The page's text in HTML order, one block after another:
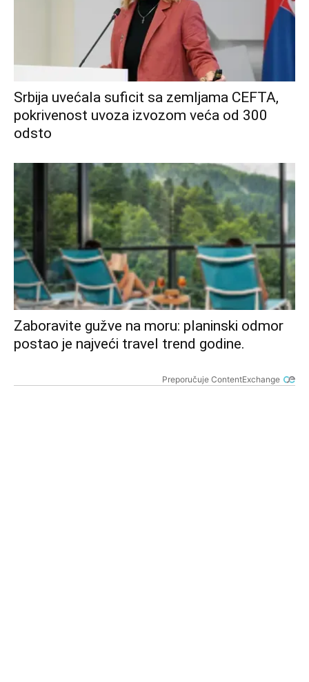
Srbija uvećala suficit sa zemljama CEFTA,
pokrivenost uvoza izvozom veća od 300
odsto
Zaboravite gužve na moru: planinski odmor
postao je najveći travel trend godine.
Preporučuje ContentExchange